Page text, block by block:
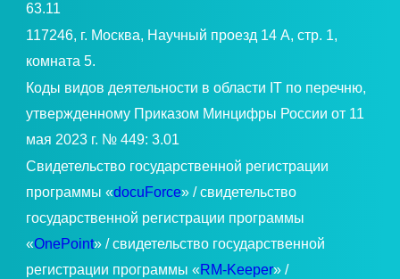
63.11
117246, г. Москва, Научный проезд 14 А, стр. 1,
комната 5.
Коды видов деятельности в области IT по перечню,
утвержденному Приказом Минцифры России от 11
мая 2023 г. № 449: 3.01
Свидетельство государственной регистрации
программы «docuForce» / свидетельство
государственной регистрации программы
«OnePoint» / свидетельство государственной
регистрации программы «RM-Keeper» /